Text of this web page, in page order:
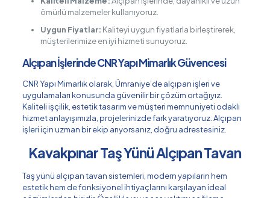
ömürlü malzemeler kullanıyoruz.
Uygun Fiyatlar: Kaliteyi uygun fiyatlarla birleştirerek,
müşterilerimize en iyi hizmeti sunuyoruz.
Alçıpan İşlerinde CNR Yapı Mimarlık Güvencesi
CNR Yapı Mimarlık olarak, Ümraniye’de alçıpan işleri ve
uygulamaları konusunda güvenilir bir çözüm ortağıyız.
Kaliteli işçilik, estetik tasarım ve müşteri memnuniyeti odaklı
hizmet anlayışımızla, projelerinizde fark yaratıyoruz. Alçıpan
işleri için uzman bir ekip arıyorsanız, doğru adrestesiniz.
Kavakpınar Taş Yünü Alçıpan Tavan
Taş yünü alçıpan tavan sistemleri, modern yapıların hem
estetik hem de fonksiyonel ihtiyaçlarını karşılayan ideal